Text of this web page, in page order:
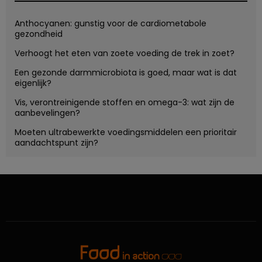
Anthocyanen: gunstig voor de cardiometabole
gezondheid
Verhoogt het eten van zoete voeding de trek in zoet?
Een gezonde darmmicrobiota is goed, maar wat is dat
eigenlijk?
Vis, verontreinigende stoffen en omega-3: wat zijn de
aanbevelingen?
Moeten ultrabewerkte voedingsmiddelen een prioritair
aandachtspunt zijn?